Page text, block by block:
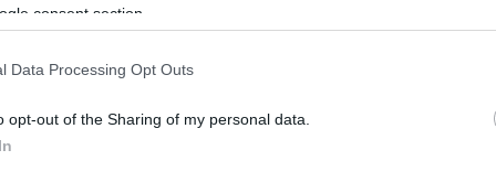
consent section.
Data Processing Opt Outs
opt-out of the Sharing of my personal data.